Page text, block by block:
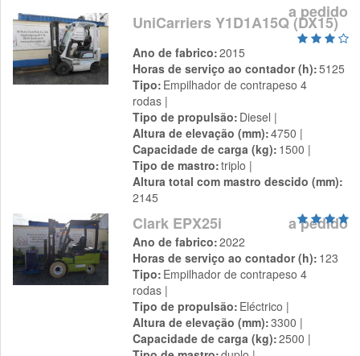
a pedido
UniCarriers Y1D1A15Q (DX15)
Ano de fabrico 2015
Horas de serviço ao contador (h) 5125
Tipo Empilhador de contrapeso 4
rodas
Tipo de propulsão Diesel
Altura de elevação (mm) 4750
Capacidade de carga (kg) 1500
Tipo de mastro triplo
Altura total com mastro descido (mm)
2145
a pedido
Clark EPX25i
Ano de fabrico 2022
Horas de serviço ao contador (h) 123
Tipo Empilhador de contrapeso 4
rodas
Tipo de propulsão Eléctrico
Altura de elevação (mm) 3300
Capacidade de carga (kg) 2500